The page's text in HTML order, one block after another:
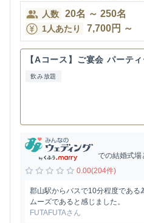
人数 20名 ～ 250名
1人あたり 7,700円 ～
【Aコース】ご宴会 パーテ
飲み放題
での結婚式場
0.00(204件)
郡山駅からバスで10分程度である
ムーズであると感じました。
FUTAFUTAさん